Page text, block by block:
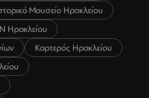
Μουσείο Ηρακλείου
Ηρακλείου
Καρτερός Ηρακλείου